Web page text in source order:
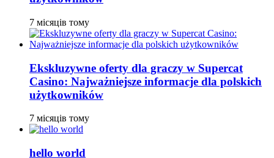
7 місяців тому
Ekskluzywne oferty dla graczy w Supercat
Casino: Najważniejsze informacje dla polskich
użytkowników
7 місяців тому
hello world